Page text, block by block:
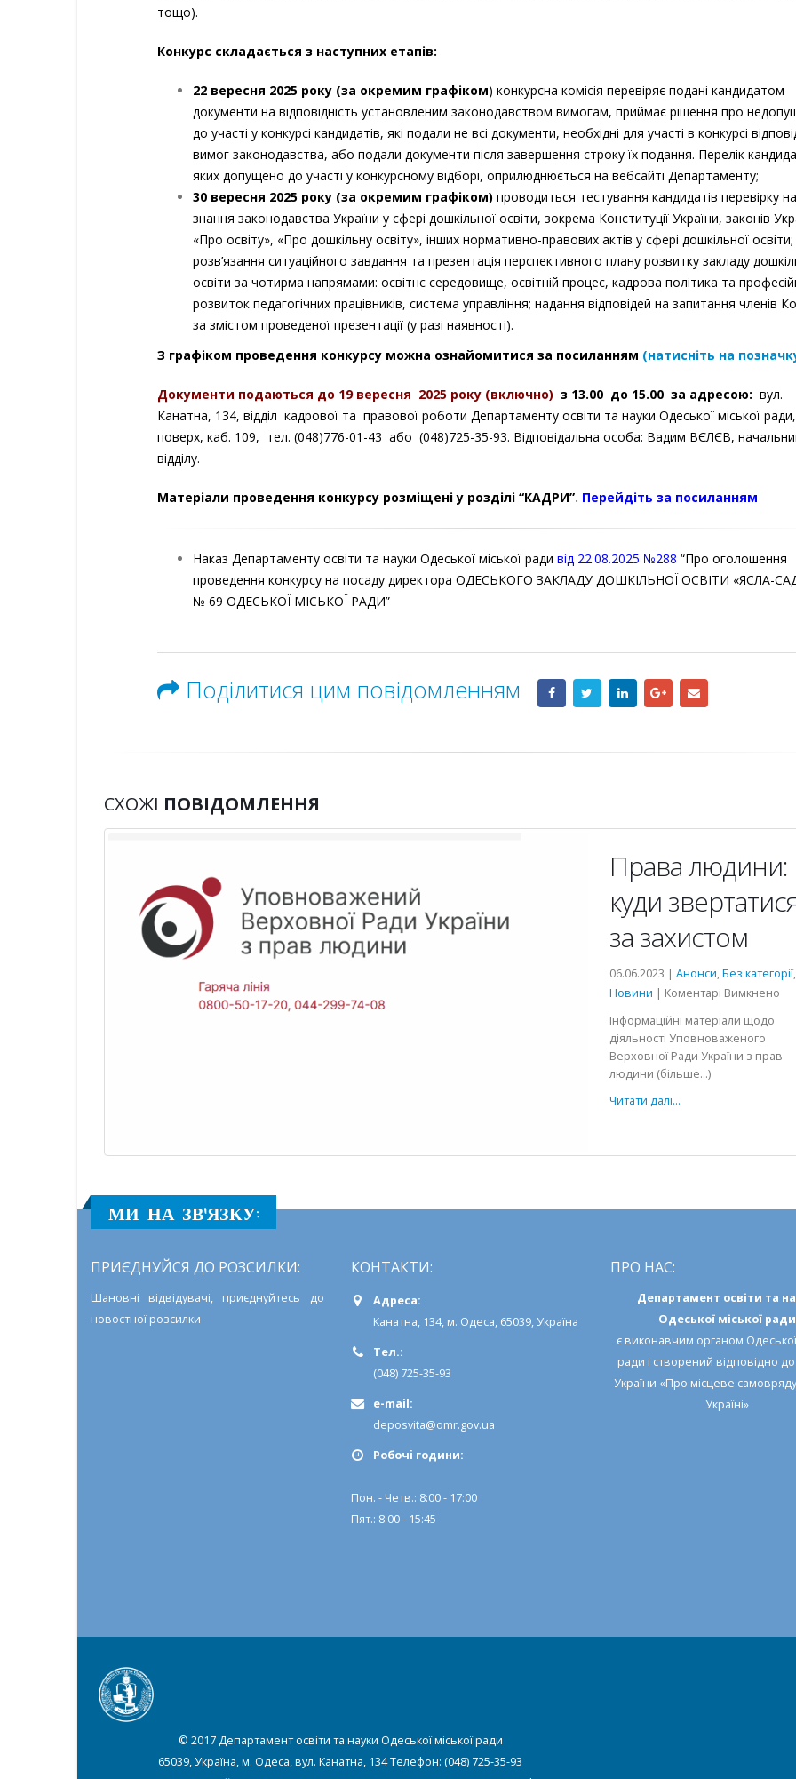
тощо).
Конкурс складається з наступних етапів:
22 вересня 2025 року (за окремим графіком) конкурсна комісія перевіряє подані кандидатом
документи на відповідність установленим законодавством вимогам, приймає рішення про
до участі у конкурсі кандидатів, які подали не всі документи, необхідні для участі в конкурсі
вимог законодавства, або подали документи після завершення строку їх подання. Перелік
яких допущено до участі у конкурсному відборі, оприлюднюється на вебсайті Департаменту;
30 вересня 2025 року (за окремим графіком) проводиться тестування кандидатів перевірку на
знання законодавства України у сфері дошкільної освіти, зокрема Конституції України, законів
«Про освіту», «Про дошкільну освіту», інших нормативно-правових актів у сфері дошкільної освіти;
розв’язання ситуаційного завдання та презентація перспективного плану розвитку закладу
освіти за чотирма напрямами: освітнє середовище, освітній процес, кадрова політика та
розвиток педагогічних працівників, система управління; надання відповідей на запитання членів
за змістом проведеної презентації (у разі наявності).
З графіком проведення конкурсу можна ознайомитися за посиланням (натисніть на
Документи подаються до 19 вересня 2025 року (включно) з 13.00 до 15.00 за адресою: вул.
Канатна, 134, відділ кадрової та правової роботи Департаменту освіти та науки Одеської міської
поверх, каб. 109, тел. (048)776-01-43 або (048)725-35-93. Відповідальна особа: Вадим ВЄЛЄВ,
відділу.
Матеріали проведення конкурсу розміщені у розділі “КАДРИ”. Перейдіть за посиланням
Наказ Департаменту освіти та науки Одеської міської ради від 22.08.2025 №288 “Про оголошення
проведення конкурсу на посаду директора ОДЕСЬКОГО ЗАКЛАДУ ДОШКІЛЬНОЇ ОСВІТИ «ЯСЛА-
№ 69 ОДЕСЬКОЇ МІСЬКОЇ РАДИ”
Поділитися цим повідомленням
СХОЖІ ПОВІДОМЛЕННЯ
Права людини:
куди
за захистом
06.06.2023 | Анонси,Без категорії,
Новини | Коментарі Вимкнено
Інформаційні матеріали щодо
діяльності Уповноваженого
Верховної Ради України з прав
людини (більше…)
Читати далі...
МИ НА ЗВ'ЯЗКУ:
ПРИЄДНУЙСЯ ДО РОЗСИЛКИ:
Шановні відвідувачі, приєднуйтесь до
новостної розсилки
КОНТАКТИ:
Адреса:
Канатна, 134, м. Одеса, 65039, Україна
Тел.:
(048) 725-35-93
e-mail:
deposvita@omr.gov.ua
Робочi години:
Пон. - Четв.: 8:00 - 17:00
Пят.: 8:00 - 15:45
ПРО НАС:
Департамент освіти та
Одеської міської ради
є виконавчим органом
ради і створений відповідно
України «Про місцеве
Україні»
© 2017 Департамент освіти та науки Одеської міської ради
65039, Україна, м. Одеса, вул. Канатна, 134 Телефон: (048) 725-35-93